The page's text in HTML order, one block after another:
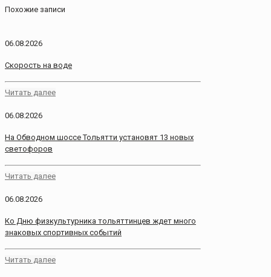
Похожие записи
06.08.2026
Скорость на воде
Читать далее
06.08.2026
На Обводном шоссе Тольятти установят 13 новых
светофоров
Читать далее
06.08.2026
Ко Дню физкультурника тольяттинцев ждет много
знаковых спортивных событий
Читать далее